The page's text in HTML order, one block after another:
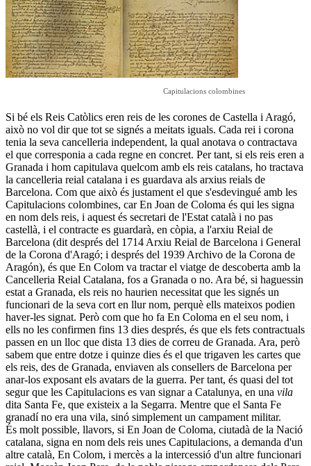
Capitulacions colombines
Si bé els Reis Catòlics eren reis de les corones de Castella i Aragó,
això no vol dir que tot se signés a meitats iguals. Cada rei i corona
tenia la seva cancelleria independent, la qual anotava o contractava
el que corresponia a cada regne en concret. Per tant, si els reis eren a
Granada i hom capitulava quelcom amb els reis catalans, ho tractava
la cancelleria reial catalana i es guardava als arxius reials de
Barcelona. Com que això és justament el que s'esdevingué amb les
Capitulacions colombines, car En Joan de Coloma és qui les signa
en nom dels reis, i aquest és secretari de l'Estat català i no pas
castellà, i el contracte es guardarà, en còpia, a l'arxiu Reial de
Barcelona (dit després del 1714 Arxiu Reial de Barcelona i General
de la Corona d'Aragó; i després del 1939 Archivo de la Corona de
Aragón), és que En Colom va tractar el viatge de descoberta amb la
Cancelleria Reial Catalana, fos a Granada o no. Ara bé, si haguessin
estat a Granada, els reis no haurien necessitat que les signés un
funcionari de la seva cort en llur nom, perquè ells mateixos podien
haver-les signat. Però com que ho fa En Coloma en el seu nom, i
ells no les confirmen fins 13 dies després, és que els fets contractuals
passen en un lloc que dista 13 dies de correu de Granada. Ara, però
sabem que entre dotze i quinze dies és el que trigaven les cartes que
els reis, des de Granada, enviaven als consellers de Barcelona per
anar-los exposant els avatars de la guerra. Per tant, és quasi del tot
segur que les Capitulacions es van signar a Catalunya, en una vila
dita Santa Fe, que existeix a la Segarra. Mentre que el Santa Fe
granadí no era una vila, sinó simplement un campament militar.
És molt possible, llavors, si En Joan de Coloma, ciutadà de la Nació
catalana, signa en nom dels reis unes Capitulacions, a demanda d'un
altre català, En Colom, i mercès a la intercessió d'un altre funcionari